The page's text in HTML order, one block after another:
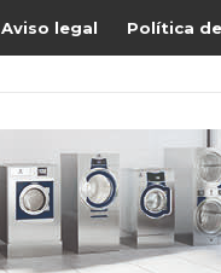
Aviso legal Política